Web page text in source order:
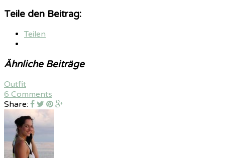
Teile den Beitrag:
Teilen
Ähnliche Beiträge
Outfit
6 Comments
Share: